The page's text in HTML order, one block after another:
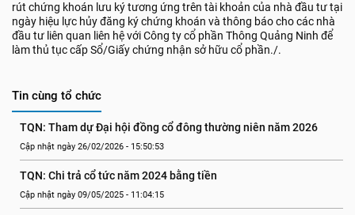
rút chứng khoán lưu ký tương ứng trên tài khoản của nhà đầu tư tại
ngày hiệu lực hủy đăng ký chứng khoán và thông báo cho các nhà
đầu tư liên quan liên hệ với Công ty cổ phần Thông Quảng Ninh để
làm thủ tục cấp Sổ/Giấy chứng nhận sở hữu cổ phần./.
Tin cùng tổ chức
TQN: Tham dự Đại hội đồng cổ đông thường niên năm 2026
Cập nhật ngày 26/02/2026 - 15:50:53
TQN: Chi trả cổ tức năm 2024 bằng tiền
Cập nhật ngày 09/05/2025 - 11:04:15